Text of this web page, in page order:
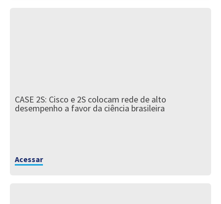
CASE 2S: Cisco e 2S colocam rede de alto
desempenho a favor da ciência brasileira
Acessar